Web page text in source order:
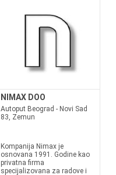
NIMAX DOO
Autoput Beograd - Novi Sad
83, Zemun
Kompanija Nimax je
osnovana 1991. Godine kao
privatna firma
specijalizovana za radove i